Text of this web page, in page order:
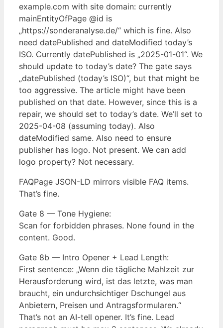
example.com with site domain: currently
mainEntityOfPage @id is
„https://sonderanalyse.de/“ which is fine. Also
need datePublished and dateModified today’s
ISO. Currently datePublished is „2025-01-01“. We
should update to today’s date? The gate says
„datePublished (today’s ISO)“, but that might be
too aggressive. The article might have been
published on that date. However, since this is a
repair, we should set to today’s date. We’ll set to
2025-04-08 (assuming today). Also
dateModified same. Also need to ensure
publisher has logo. Not present. We can add
logo property? Not necessary.
FAQPage JSON-LD mirrors visible FAQ items.
That’s fine.
Gate 8 — Tone Hygiene:
Scan for forbidden phrases. None found in the
content. Good.
Gate 8b — Intro Opener + Lead Length:
First sentence: „Wenn die tägliche Mahlzeit zur
Herausforderung wird, ist das letzte, was man
braucht, ein undurchsichtiger Dschungel aus
Anbietern, Preisen und Antragsformularen.“
That’s not an AI-tell opener. It’s fine. Lead